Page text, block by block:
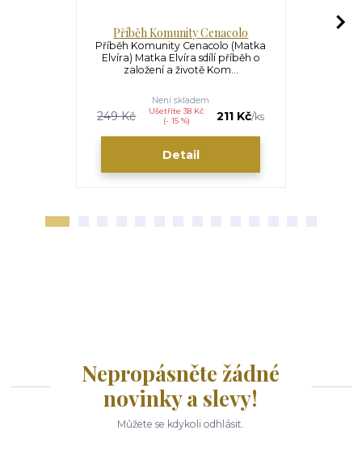
Příběh Komunity Cenacolo
Příběh Komunity Cenacolo (Matka
Elvíra) Matka Elvíra sdílí příběh o
založení a životě Kom...
249 Kč
Ušetříte 38 Kč
(- 15 %)
211 Kč/ks
Není skladem
Detail
Usmíření
Nepropásněte žádné
novinky a slevy!
Můžete se kdykoli odhlásit.